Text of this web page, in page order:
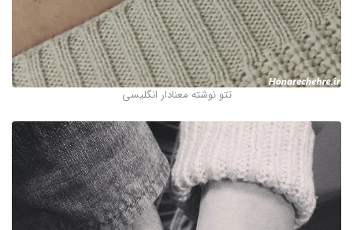
تتو نوشته معنادار انگلیسی